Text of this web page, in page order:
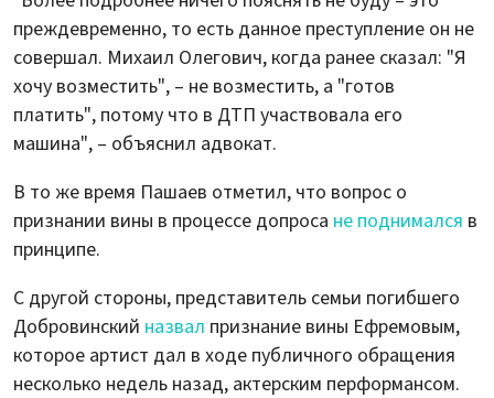
преждевременно, то есть данное преступление он не
совершал. Михаил Олегович, когда ранее сказал: "Я
хочу возместить", – не возместить, а "готов
платить", потому что в ДТП участвовала его
машина", – объяснил адвокат.
В то же время Пашаев отметил, что вопрос о
признании вины в процессе допроса не поднимался в
принципе.
С другой стороны, представитель семьи погибшего
Добровинский назвал признание вины Ефремовым,
которое артист дал в ходе публичного обращения
несколько недель назад, актерским перформансом.